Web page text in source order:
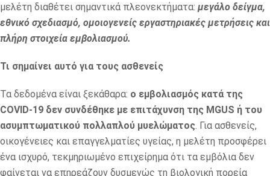
μελέτη διαθέτει σημαντικά πλεονεκτήματα: μεγάλο δείγμα,
εθνικό σχεδιασμό, ομοιογενείς εργαστηριακές μετρήσεις και
πλήρη στοιχεία εμβολιασμού.
Τι σημαίνει αυτό για τους ασθενείς
Τα δεδομένα είναι ξεκάθαρα: ο εμβολιασμός κατά της
COVID‑19 δεν συνδέθηκε με επιτάχυνση της MGUS ή του
ασυμπτωματικού πολλαπλού μυελώματος. Για ασθενείς,
οικογένειες και επαγγελματίες υγείας, η μελέτη προσφέρει
ένα ισχυρό, τεκμηριωμένο επιχείρημα ότι τα εμβόλια δεν
φαίνεται να επηρεάζουν δυσμενώς τη βιολογική πορεία